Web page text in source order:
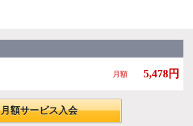
月額 5,478円
月額サービス入会